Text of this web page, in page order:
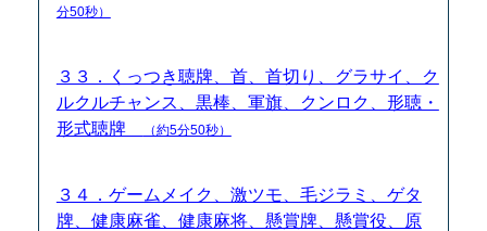
分50秒）
３３．くっつき聴牌、首、首切り、グラサイ、ク
ルクルチャンス、黒棒、軍旗、クンロク、形聴・
形式聴牌
（約5分50秒）
３４．ゲームメイク、激ツモ、毛ジラミ、ゲタ
牌、健康麻雀、健康麻将、懸賞牌、懸賞役、原